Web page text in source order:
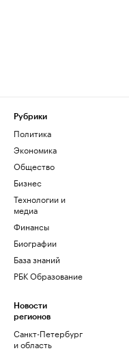
Рубрики
Политика
Экономика
Общество
Бизнес
Технологии и
медиа
Финансы
Биографии
База знаний
РБК Образование
Новости
регионов
Санкт-Петербург
и область